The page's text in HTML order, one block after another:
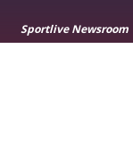
Sportlive Newsroom